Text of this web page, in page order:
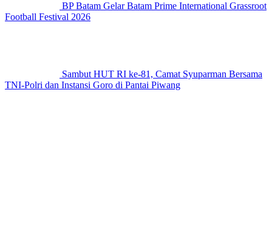
BP Batam Gelar Batam Prime International Grassroot
Football Festival 2026
Sambut HUT RI ke-81, Camat Syuparman Bersama
TNI-Polri dan Instansi Goro di Pantai Piwang